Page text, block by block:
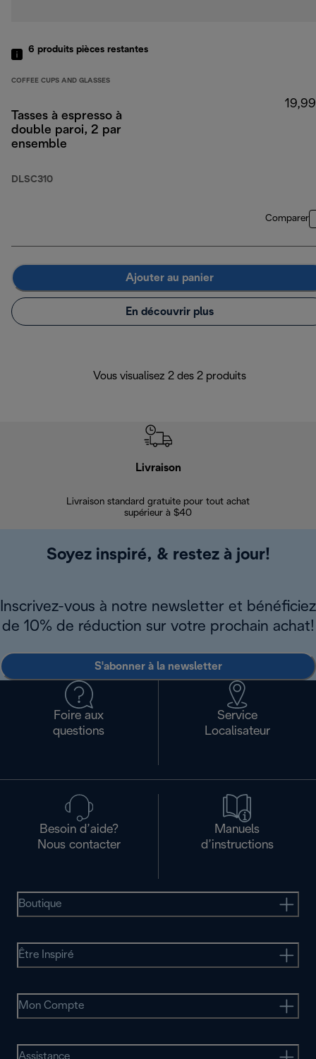
6 produits pièces restantes
COFFEE CUPS AND GLASSES
Tasses à espresso à
double paroi, 2 par
ensemble
DLSC310
Comparer
Ajouter au panier
En découvrir plus
Vous visualisez 2 des 2 produits
Livraison
Livraison standard gratuite pour tout achat
supérieur à $40
Soyez inspiré, & restez à jour!
Inscrivez-vous à notre newsletter et bénéficiez
de 10% de réduction sur votre prochain achat!
S'abonner à la newsletter
Foire aux
questions
Service
Localisateur
Besoin d’aide?
Nous contacter
Manuels
d’instructions
Boutique
Être Inspiré
Mon Compte
Assistance